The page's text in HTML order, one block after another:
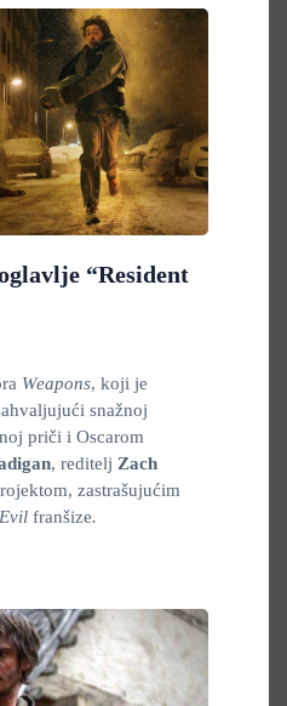
“Resident
Weapons, koji je
snažnoj
priči i Oscarom
, reditelj Zach
zastrašujućim
franšize.